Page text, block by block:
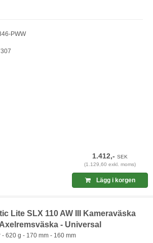
PWW
1.412,-SEK
(1.129,60 exkl. moms)
Lägg i korgen
Lite SLX 110 AW III Kameraväska
- Universal
620 g - 170 mm - 160 mm